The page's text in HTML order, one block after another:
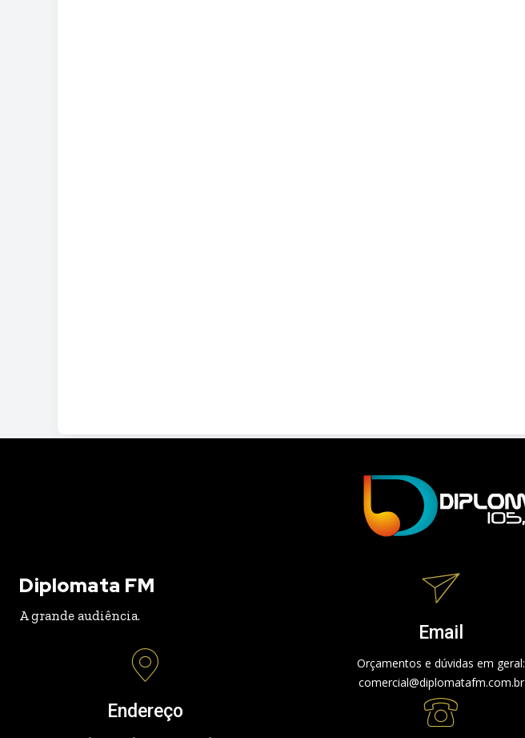
Diplomata FM
A grande audiência.
Endereço
Email
Orçamentos e dúvidas em geral:
comercial@diplomatafm.com.br